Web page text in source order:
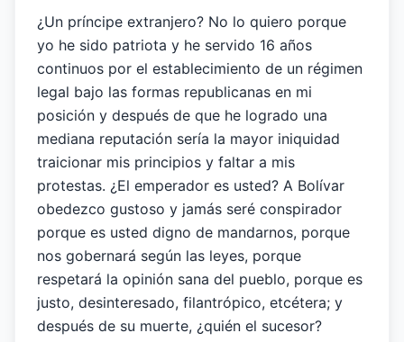
¿Un príncipe extranjero? No lo quiero porque
yo he sido patriota y he servido 16 años
continuos por el establecimiento de un régimen
legal bajo las formas republicanas en mi
posición y después de que he logrado una
mediana reputación sería la mayor iniquidad
traicionar mis principios y faltar a mis
protestas. ¿El emperador es usted? A Bolívar
obedezco gustoso y jamás seré conspirador
porque es usted digno de mandarnos, porque
nos gobernará según las leyes, porque
respetará la opinión sana del pueblo, porque es
justo, desinteresado, filantrópico, etcétera; y
después de su muerte, ¿quién el sucesor?